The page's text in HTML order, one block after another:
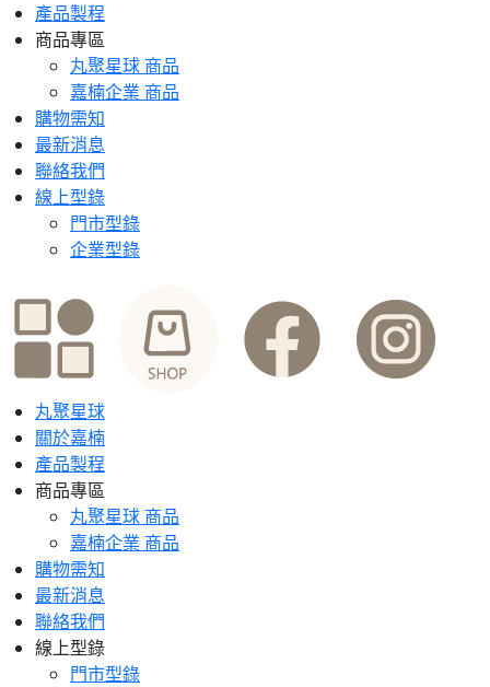
產品製程
商品專區
丸聚星球 商品
嘉楠企業 商品
購物需知
最新消息
聯絡我們
線上型錄
門市型錄
企業型錄
丸聚星球
關於嘉楠
產品製程
商品專區
丸聚星球 商品
嘉楠企業 商品
購物需知
最新消息
聯絡我們
線上型錄
門市型錄